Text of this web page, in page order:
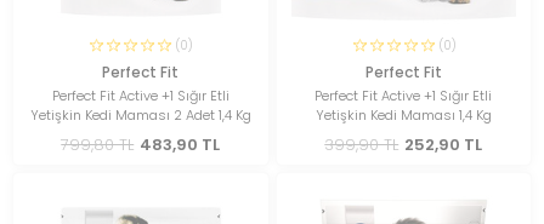
(0)
Perfect Fit
Perfect Fit Active +1 Sığır Etli
Yetişkin Kedi Maması 2 Adet 1,4 Kg
799,80 TL 483,90 TL
(0)
Perfect Fit
Perfect Fit Active +1 Sığır Etli
Yetişkin Kedi Maması 1,4 Kg
399,90 TL 252,90 TL